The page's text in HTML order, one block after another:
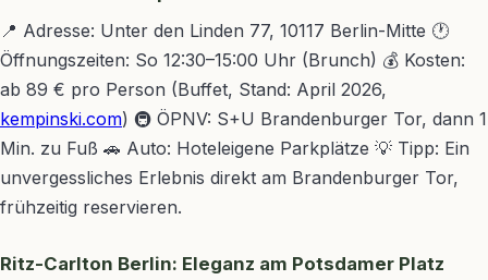
📍 Adresse: Unter den Linden 77, 10117 Berlin-Mitte 🕐
Öffnungszeiten: So 12:30–15:00 Uhr (Brunch) 💰 Kosten:
ab 89 € pro Person (Buffet, Stand: April 2026,
kempinski.com) 🚇 ÖPNV: S+U Brandenburger Tor, dann 1
Min. zu Fuß 🚗 Auto: Hoteleigene Parkplätze 💡 Tipp: Ein
unvergessliches Erlebnis direkt am Brandenburger Tor,
frühzeitig reservieren.
Ritz-Carlton Berlin: Eleganz am Potsdamer Platz